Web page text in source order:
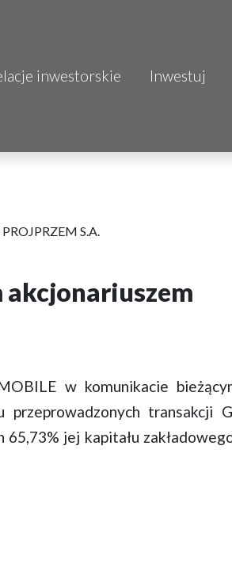
inwestorskie Inwestuj
S.A.
akcjonariuszem
w komunikacie
transakcji
jej kapitału